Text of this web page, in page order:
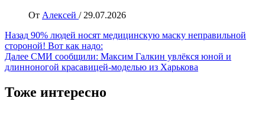
От Алексей / 29.07.2026
Навигация
записи
Назад 90% людей носят медицинскую маску неправильной
стороной! Вот как надо:
Далее СМИ сообщили: Максим Галкин увлёкся юной и
длинноногой красавицей-моделью из Харькова
Тоже интересно